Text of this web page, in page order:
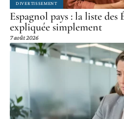
DIVERTISSEMENT
Espagnol pays : la liste des
expliquée simplement
7 août 2026